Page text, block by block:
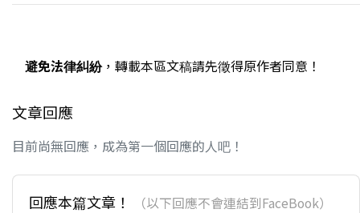
避免法律糾紛，轉載本區文稿請先徵得原作者同意！
文章回應
目前尚無回應，成為第一個回應的人吧！
回應本篇文章！
（以下回應不會連結到FaceBook）